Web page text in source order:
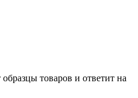
товаров и ответит на